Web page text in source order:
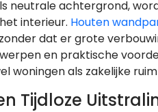
neutrale achtergrond,
interieur. Houten
dat er grote
en praktische
woningen als zakelijke
Tijdloze